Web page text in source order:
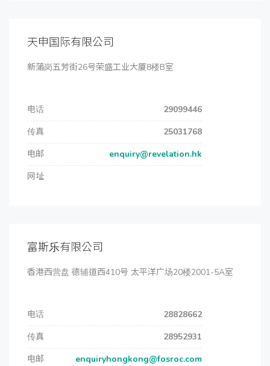
天申国际有限公司
新蒲岗五芳街26号荣盛工业大厦8楼B室
电话
29099446
传真
25031768
电邮
enquiry@revelation.hk
网址
富斯乐有限公司
香港西营盘 德辅道西410号 太平洋广场20楼2001-5A室
电话
28828662
传真
28952931
电邮
enquiryhongkong@fosroc.com